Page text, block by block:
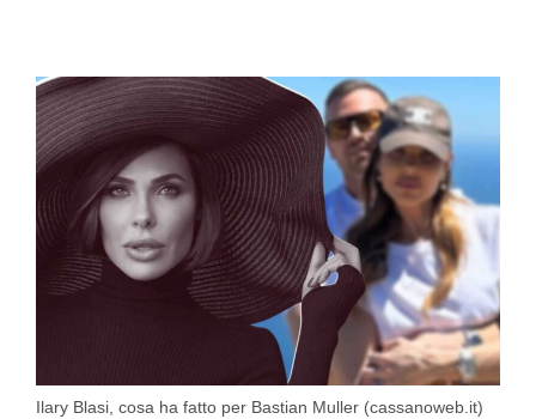
Ilary Blasi, cosa ha fatto per Bastian Muller (cassanoweb.it)